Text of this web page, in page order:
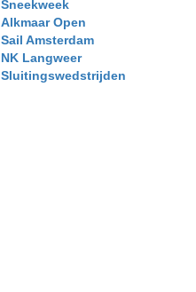
Sneekweek
Alkmaar Open
Sail Amsterdam
NK Langweer
Sluitingswedstrijden